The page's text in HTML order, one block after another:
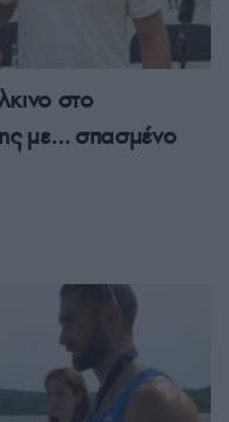
στο
με… σπασμένο